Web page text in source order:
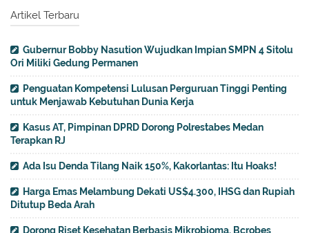
Artikel Terbaru
Gubernur Bobby Nasution Wujudkan Impian SMPN 4 Sitolu
Ori Miliki Gedung Permanen
Penguatan Kompetensi Lulusan Perguruan Tinggi Penting
untuk Menjawab Kebutuhan Dunia Kerja
Kasus AT, Pimpinan DPRD Dorong Polrestabes Medan
Terapkan RJ
Ada Isu Denda Tilang Naik 150%, Kakorlantas: Itu Hoaks!
Harga Emas Melambung Dekati US$4.300, IHSG dan Rupiah
Ditutup Beda Arah
Dorong Riset Kesehatan Berbasis Mikrobioma, Bcrobes